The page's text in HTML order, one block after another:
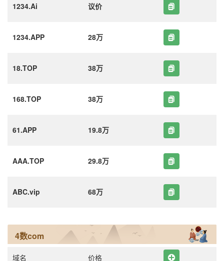
1234.Ai 议价
1234.APP 28万
18.TOP 38万
168.TOP 38万
61.APP 19.8万
AAA.TOP 29.8万
ABC.vip 68万
4数com
域名 价格